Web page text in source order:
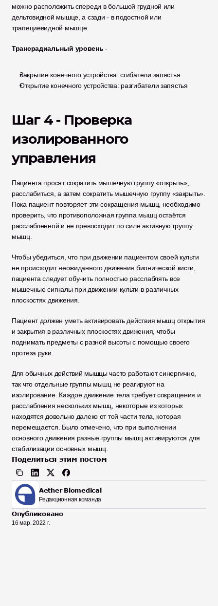
можно расположить спереди в большой грудной или
дельтовидной мышце, а сзади - в подостной или
трапециевидной мышце.
Трансрадиальный уровень -
Закрытие конечного устройства: сгибатели запястья
Открытие конечного устройства: разгибатели запястья
Шаг 4 - Проверка
изолированного
управления
Пациента просят сократить мышечную группу «открыть»,
расслабиться, а затем сократить мышечную группу «закрыть».
Пока пациент повторяет эти сокращения мышц, необходимо
проверить, что противоположная группа мышц остаётся
расслабленной и не превосходит по силе активную группу
мышц.
Чтобы убедиться, что при движении пациентом своей культи
не происходит неожиданного движения бионической кисти,
пациента следует обучить полностью расслаблять все
мышечные сигналы при движении культи в различных
плоскостях движения.
Пациент должен уметь активировать действия мышц открытия
и закрытия в различных плоскостях движения, чтобы
поднимать предметы с разной высоты с помощью своего
протеза руки.
Для обычных действий мышцы часто работают синергично,
так что отдельные группы мышц не реагируют на
изолирование. Каждое движение тела требует сокращения и
расслабления нескольких мышц, некоторые из которых
находятся довольно далеко от той части тела, которая
перемещается. Было отмечено, что при выполнении
основного движения разные группы мышц активируются для
стабилизации основных мышц.
Поделиться этим постом
Aether Biomedical
Редакционная команда
Опубликовано
16 мар. 2022 г.